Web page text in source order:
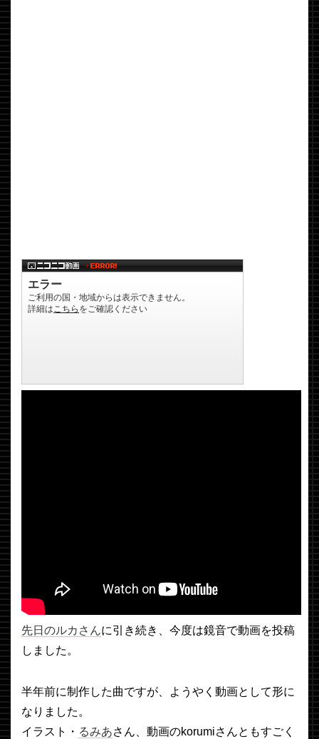
先日のルカさんに引き続き、今度は鏡音で動画を投稿
しました。
半年前に制作した曲ですが、ようやく動画として形に
なりました。
イラスト・ るみあさん、動画のkorumiさんともすごく